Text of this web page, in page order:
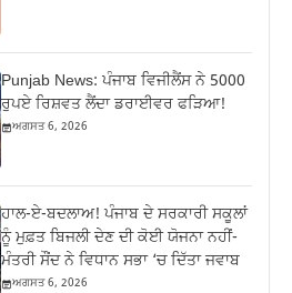
Punjab News: ਪੰਜਾਬ ਵਿਜੀਲੈਂਸ ਨੇ 5000
ਰੁਪਏ ਰਿਸ਼ਵਤ ਲੈਂਦਾ ਡਰਾਈਵਰ ਫੜਿਆ!
ਅਗਸਤ 6, 2026
ਹਾਲ-ਏ-ਬਦਲਾਅ! ਪੰਜਾਬ ਦੇ ਸਰਕਾਰੀ ਸਕੂਲਾਂ
ਨੂੰ ਮੁਫ਼ਤ ਬਿਜਲੀ ਦੇਣ ਦੀ ਕੋਈ ਯੋਜਨਾ ਨਹੀਂ-
ਮੰਤਰੀ ਸੌਂਦ ਨੇ ਵਿਧਾਨ ਸਭਾ ‘ਚ ਦਿੱਤਾ ਜਵਾਬ
ਅਗਸਤ 6, 2026